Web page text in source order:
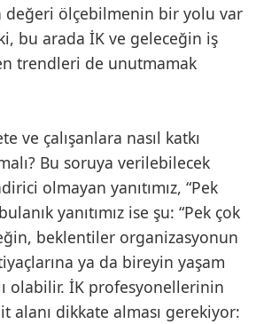
değeri ölçebilmenin bir yolu var
bu arada İK ve geleceğin iş
trendleri de unutmamak
ve çalışanlara nasıl katkı
Bu soruya verilebilecek
olmayan yanıtımız, “Pek
yanıtımız ise şu: “Pek çok
beklentiler organizasyonun
ya da bireyin yaşam
olabilir. İK profesyonellerinin
alanı dikkate alması gerekiyor: